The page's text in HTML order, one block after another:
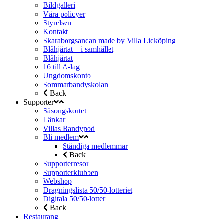
Bildgalleri
Våra policyer
Styrelsen
Kontakt
Skaraborgsandan made by Villa Lidköping
Blåhjärtat – i samhället
Blåhjärtat
16 till A-lag
Ungdomskonto
Sommarbandyskolan
Back
Supporter
Säsongskortet
Länkar
Villas Bandypod
Bli medlem
Ständiga medlemmar
Back
Supporterresor
Supporterklubben
Webshop
Dragningslista 50/50-lotteriet
Digitala 50/50-lotter
Back
Restaurang